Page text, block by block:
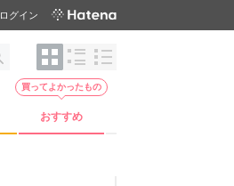
ログイン
おすすめ
買ってよかったもの